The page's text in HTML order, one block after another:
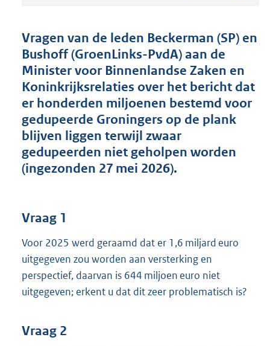
d
s
g
r
o
t
t
e
:
5
Vragen van de leden Beckerman (SP) en
Bushoff (GroenLinks-PvdA) aan de
Minister voor Binnenlandse Zaken en
Koninkrijksrelaties over het bericht dat
er honderden miljoenen bestemd voor
gedupeerde Groningers op de plank
blijven liggen terwijl zwaar
gedupeerden niet geholpen worden
(ingezonden 27 mei 2026).
Vraag 1
Voor 2025 werd geraamd dat er 1,6 miljard euro
uitgegeven zou worden aan versterking en
perspectief, daarvan is 644 miljoen euro niet
uitgegeven; erkent u dat dit zeer problematisch is?
Vraag 2